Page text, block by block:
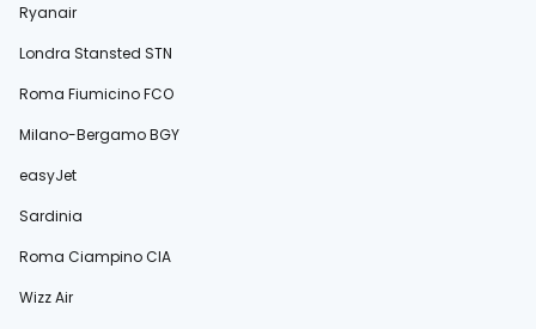
Ryanair
Londra Stansted STN
Roma Fiumicino FCO
Milano-Bergamo BGY
easyJet
Sardinia
Roma Ciampino CIA
Wizz Air